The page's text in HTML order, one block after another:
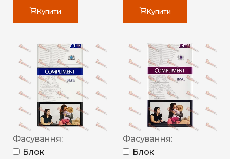
Купити Купити
Фасування:
Блок
Фасування:
Блок